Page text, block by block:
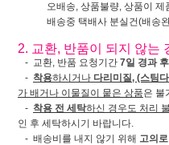
오배송, 상품불량, 상품이 제
배송중 택배사 분실건(배송완
2. 교환, 반품이 되지 않는
- 교환, 반품 요청기간 7일 경과
- 착용하시거나 다리미질, (스팀
가 배거나 이물질이 뭍은 상품은 불
- 착용 전 세탁하신 경우도 처리
인 후 세탁하시기 바랍니다.
- 배송비를 내지 않기 위해 고의